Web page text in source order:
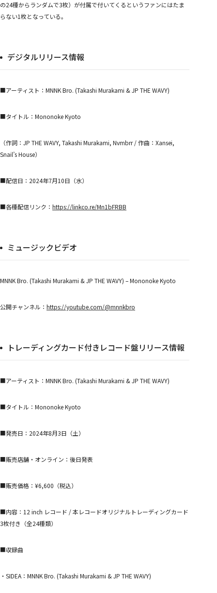
の24種からランダムで3枚）が付属で付いてくるというファンにはたま
らない1枚となっている。
デジタルリリース情報
■アーティスト：MNNK Bro. (Takashi Murakami & JP THE WAVY)
■タイトル：Mononoke Kyoto
（作詞：JP THE WAVY, Takashi Murakami, Nvmbrr / 作曲：Xansei,
Snail’s House）
■配信日：2024年7月10日（水）
■各種配信リンク： https://linkco.re/Mn1bFRBB
ミュージックビデオ
MNNK Bro. (Takashi Murakami & JP THE WAVY) – Mononoke Kyoto
公開チャンネル： https://youtube.com/@mnnkbro
トレーディングカード付きレコード盤リリース情報
■アーティスト：MNNK Bro. (Takashi Murakami & JP THE WAVY)
■タイトル：Mononoke Kyoto
■発売日：2024年8月3日（土）
■販売店舗・オンライン：後日発表
■販売価格：¥6,600（税込）
■内容：12 inch レコード / 本レコードオリジナルトレーディングカード
3枚付き（全24種類）
■収録曲
・SIDEA：MNNK Bro. (Takashi Murakami & JP THE WAVY)